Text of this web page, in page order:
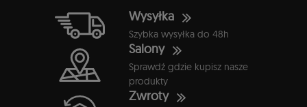
Wysyłka
Szybka wysyłka do 48h
Salony
Sprawdź gdzie kupisz nasze
produkty
Zwroty